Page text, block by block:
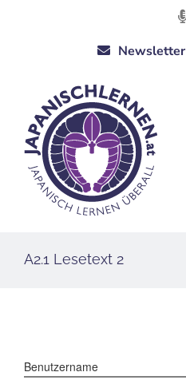
Newsletter
A2.1 Lesetext 2
Benutzername